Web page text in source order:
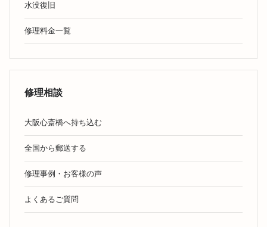
水没復旧
修理料金一覧
修理相談
大阪心斎橋へ持ち込む
全国から郵送する
修理事例・お客様の声
よくあるご質問